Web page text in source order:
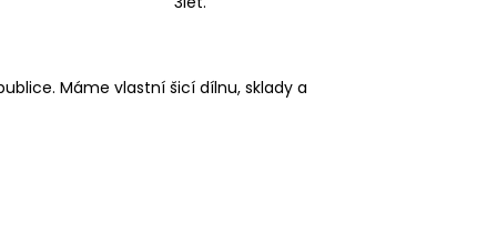
Máme vlastní šicí dílnu, sklady a